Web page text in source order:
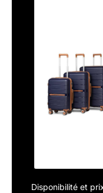
Disponibilité et